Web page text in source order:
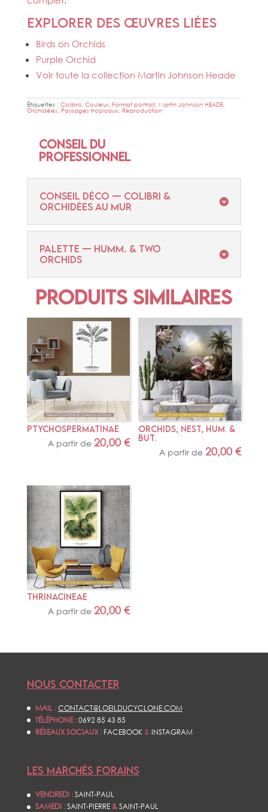
Explorer des œuvres liées
Birds on Orchids
Purple Orchid
Voir toute la collection Martin Johnson Heade
Étiquettes : Colibris, Couleur, Format portrait, Martin Johnson HEADE,
Orchidées, Paysages tropicaux, Reproduction
Conseil du
professionnel
CONSEIL DÉCO — COLIBRI &
ORCHIDÉES AU MUR
PALETTE — HUMM. & TWO
ORCHIDS
Produits similaires
PTYCHOSPERMATINAE
A partir de 20,00 €
ORCHIDS, NEST, HUM. &
BUT.
A partir de20,00€
THRINACINEAE
A partir de 20,00 €
NOUS CONTACTER
MAIL :CONTACT@LOEILDUCYCLONE.COM
TÉLÉPHONE :0692 85 43 85
RÉSEAUX SOCIAUX : FACEBOOK& INSTAGRAM
LES MARCHÉS FORAINS
VENDREDI :SAINT-PAUL
SAMEDI :SAINT-PIERRE&SAINT-PAUL